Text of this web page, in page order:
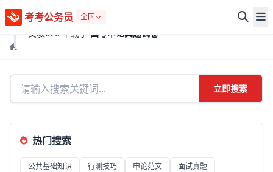
考考公务员 全国
立即搜索
热门搜索
公共基础知识 行测技巧 申论范文 面试真题
✓ 8分钟前
艾敏620 下载了 国考申论真题试卷